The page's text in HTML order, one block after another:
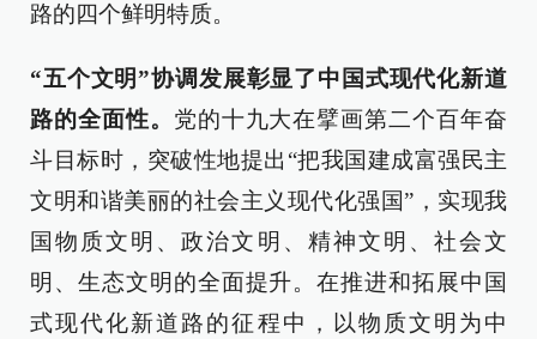
路的四个鲜明特质。
“五个文明”协调发展彰显了中国式现代化新道
路的全面性。 党的十九大在擘画第二个百年奋
斗目标时，突破性地提出“把我国建成富强民主
文明和谐美丽的社会主义现代化强国”，实现我
国物质文明、政治文明、精神文明、社会文
明、生态文明的全面提升。在推进和拓展中国
式现代化新道路的征程中，以物质文明为中